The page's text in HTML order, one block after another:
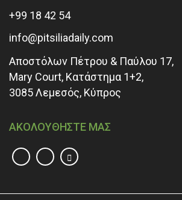
+99 18 42 54
info@pitsiliadaily.com
Αποστόλων Πέτρου & Παύλου 17,
Mary Court, Κατάστημα 1+2,
3085 Λεμεσός, Κύπρος
ΑΚΟΛΟΥΘΗΣΤΕ ΜΑΣ